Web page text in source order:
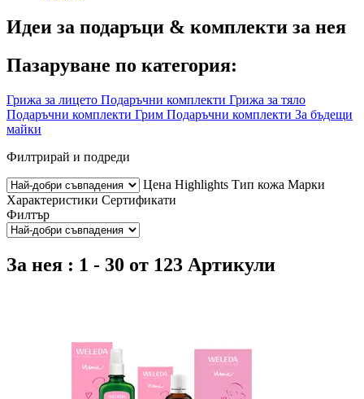
Идеи за подаръци & комплекти за нея
Пазаруване по категория:
Грижа за лицето Подаръчни комплекти Грижа за тяло
Подаръчни комплекти Грим Подаръчни комплекти За бъдещи
майки
Филтрирай и подреди
Цена Highlights Тип кожа Марки
Характеристики Сертификати
Филтър
За нея : 1 - 30 от 123 Артикули